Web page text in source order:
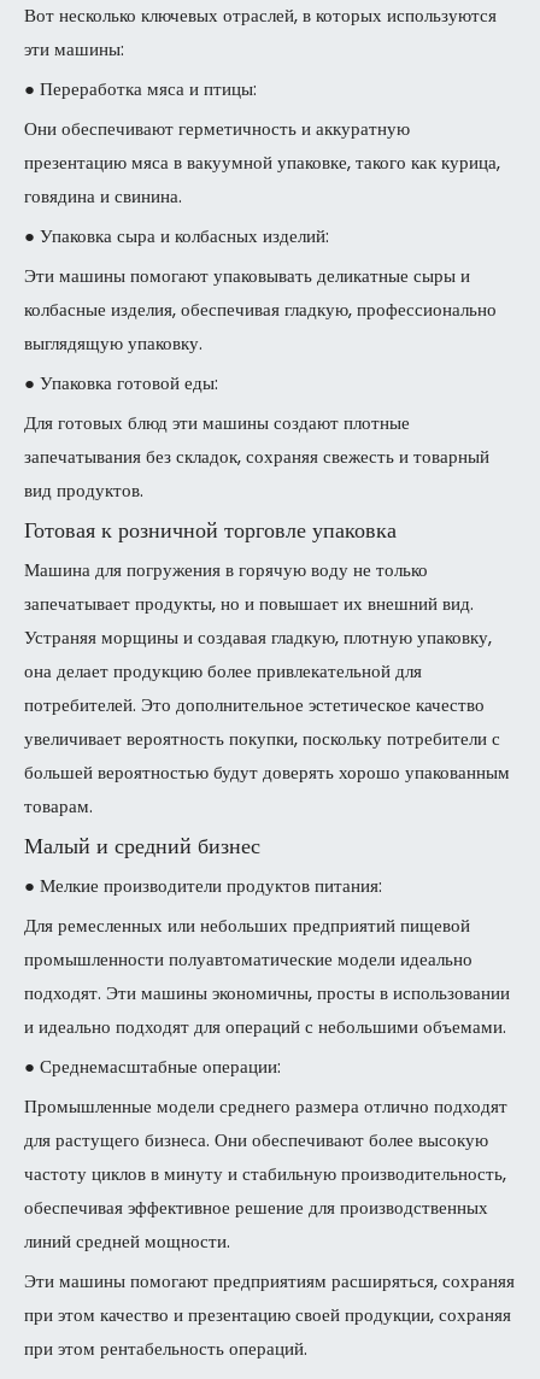
Вот несколько ключевых отраслей, в которых используются
эти машины:
● Переработка мяса и птицы:
Они обеспечивают герметичность и аккуратную
презентацию мяса в вакуумной упаковке, такого как курица,
говядина и свинина.
● Упаковка сыра и колбасных изделий:
Эти машины помогают упаковывать деликатные сыры и
колбасные изделия, обеспечивая гладкую, профессионально
выглядящую упаковку.
● Упаковка готовой еды:
Для готовых блюд эти машины создают плотные
запечатывания без складок, сохраняя свежесть и товарный
вид продуктов.
Готовая к розничной торговле упаковка
Машина для погружения в горячую воду не только
запечатывает продукты, но и повышает их внешний вид.
Устраняя морщины и создавая гладкую, плотную упаковку,
она делает продукцию более привлекательной для
потребителей. Это дополнительное эстетическое качество
увеличивает вероятность покупки, поскольку потребители с
большей вероятностью будут доверять хорошо упакованным
товарам.
Малый и средний бизнес
● Мелкие производители продуктов питания:
Для ремесленных или небольших предприятий пищевой
промышленности полуавтоматические модели идеально
подходят. Эти машины экономичны, просты в использовании
и идеально подходят для операций с небольшими объемами.
● Среднемасштабные операции:
Промышленные модели среднего размера отлично подходят
для растущего бизнеса. Они обеспечивают более высокую
частоту циклов в минуту и ​​стабильную производительность,
обеспечивая эффективное решение для производственных
линий средней мощности.
Эти машины помогают предприятиям расширяться, сохраняя
при этом качество и презентацию своей продукции, сохраняя
при этом рентабельность операций.